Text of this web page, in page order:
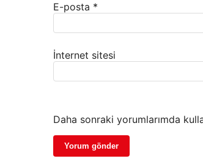
E-posta *
İnternet sitesi
Daha sonraki yorumlarımda